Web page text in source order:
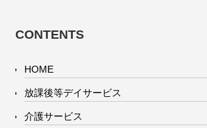
CONTENTS
HOME
放課後等デイサービス
介護サービス